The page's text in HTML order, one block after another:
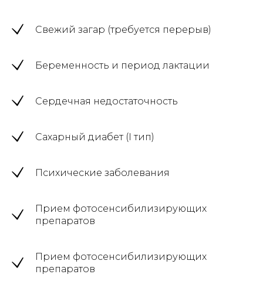
Свежий загар (требуется перерыв)
Беременность и период лактации
Сердечная недостаточность
Сахарный диабет (I тип)
Психические заболевания
Прием фотосенсибилизирующих
препаратов
Прием фотосенсибилизирующих
препаратов